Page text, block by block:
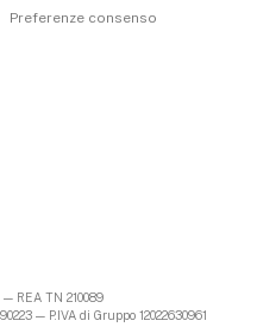
Preferenze consenso
REA TN 210089
— P.IVA di Gruppo 12022630961